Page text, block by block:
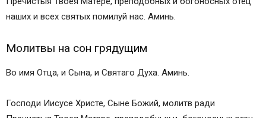
наших и всех святых помилуй нас. Аминь.
Молитвы на сон грядущим
Во имя Отца, и Сына, и Святаго Духа. Аминь.
Господи Иисусе Христе, Сыне Божий, молитв ради